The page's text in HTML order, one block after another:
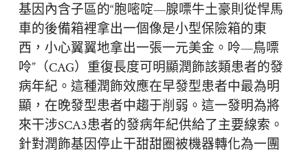
基因內含子區的“胞嘧啶—腺嘌牛土豪則從悍馬
車的後備箱裡拿出一個像是小型保險箱的東
西，小心翼翼地拿出一張一元美金。呤—鳥嘌
呤”（CAG）重復長度可明顯潤飾該類患者的發
病年紀。這種潤飾效應在早發型患者中最為明
顯，在晚發型患者中趨于削弱。這一發明為將
來干涉SCA3患者的發病年紀供給了主要線索。
針對潤飾基因停止干甜甜圈被機器轉化為一團